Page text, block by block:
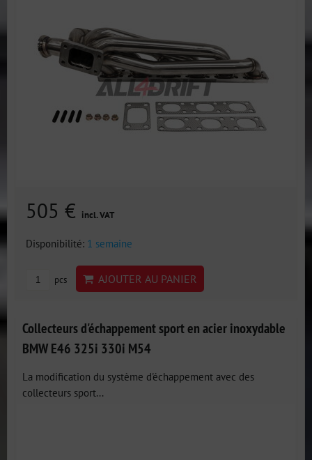
505 € incl. VAT
Disponibilité: 1 semaine
pcs AJOUTER AU PANIER
Collecteurs d'échappement sport en acier inoxydable
BMW E46 325i 330i M54
La modification du système d'échappement avec des
collecteurs sport...